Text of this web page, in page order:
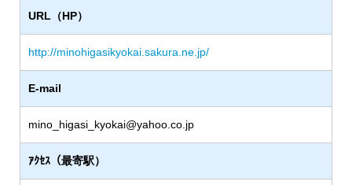
URL（HP）
http://minohigasikyokai.sakura.ne.jp/
E-mail
mino_higasi_kyokai@yahoo.co.jp
ｱｸｾｽ（最寄駅）